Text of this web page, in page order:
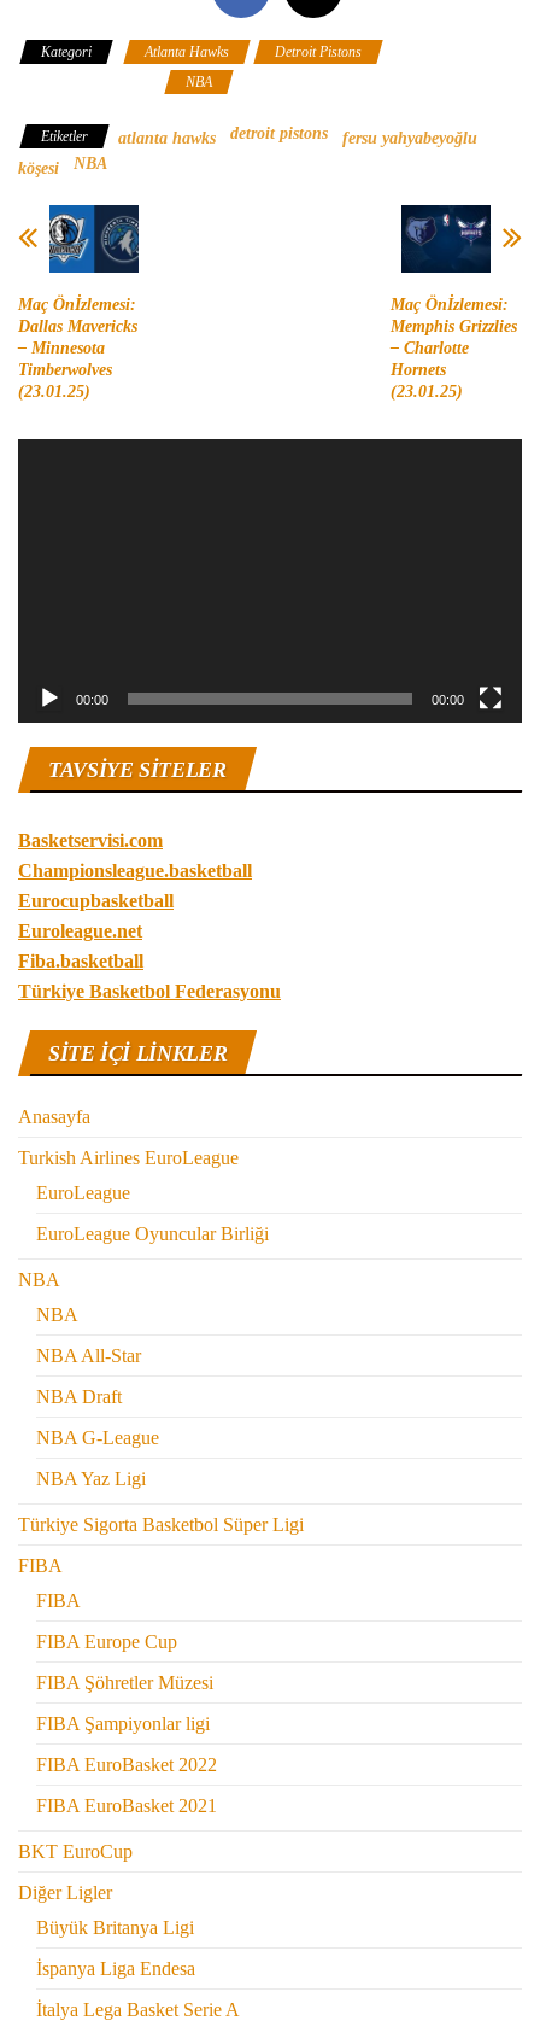
Kategori Atlanta Hawks Detroit Pistons
NBA
Etiketler atlanta hawks detroit pistons
fersu yahyabeyoğlu
köşesi
NBA
Maç Önİzlemesi:
Dallas Mavericks
– Minnesota
Timberwolves
(23.01.25)
Maç Önİzlemesi:
Memphis Grizzlies
– Charlotte
Hornets
(23.01.25)
00:00 00:00
TAVSIYE SITELER
Basketservisi.com
Championsleague.basketball
Eurocupbasketball
Euroleague.net
Fiba.basketball
Türkiye Basketbol Federasyonu
SITE IÇI LINKLER
Anasayfa
Turkish Airlines EuroLeague
EuroLeague
EuroLeague Oyuncular Birliği
NBA
NBA
NBA All-Star
NBA Draft
NBA G-League
NBA Yaz Ligi
Türkiye Sigorta Basketbol Süper Ligi
FIBA
FIBA
FIBA Europe Cup
FIBA Şöhretler Müzesi
FIBA Şampiyonlar ligi
FIBA EuroBasket 2022
FIBA EuroBasket 2021
BKT EuroCup
Diğer Ligler
Büyük Britanya Ligi
İspanya Liga Endesa
İtalya Lega Basket Serie A